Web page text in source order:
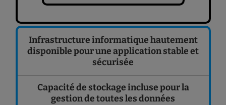
Infrastructure informatique hautement
disponible pour une application stable et
sécurisée
Capacité de stockage incluse pour la
gestion de toutes les données